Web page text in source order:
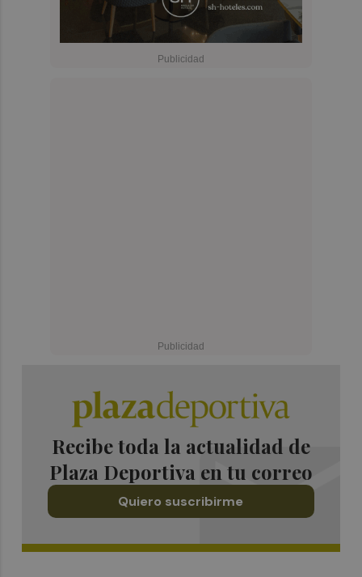
Recibe toda la actualidad de
Plaza Deportiva en tu correo
Quiero suscribirme